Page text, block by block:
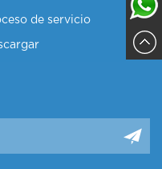
de servicio
Sajja